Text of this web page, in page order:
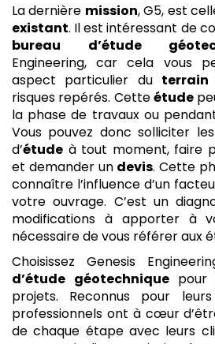
La dernière mission, G5, est
existant. Il est intéressant de
bureau d’étude
Engineering, car cela vous
aspect particulier du terrain
risques repérés. Cetteétude
la phase de travaux ou
Vous pouvez donc solliciter
d’étude à tout moment, faire
et demander un devis. Cette
connaître l’influence d’un
votre ouvrage. C’est un
modifications à apporter à
nécessaire de vous référer aux
Choisissez Genesis
d’étude géotechniquepour
projets. Reconnus pour
professionnels ont à cœur
de chaque étape avec leurs